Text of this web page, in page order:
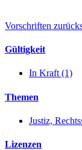
Vorschriften
Gültigkeit
In Kraft (1)
Themen
Justiz,
Lizenzen